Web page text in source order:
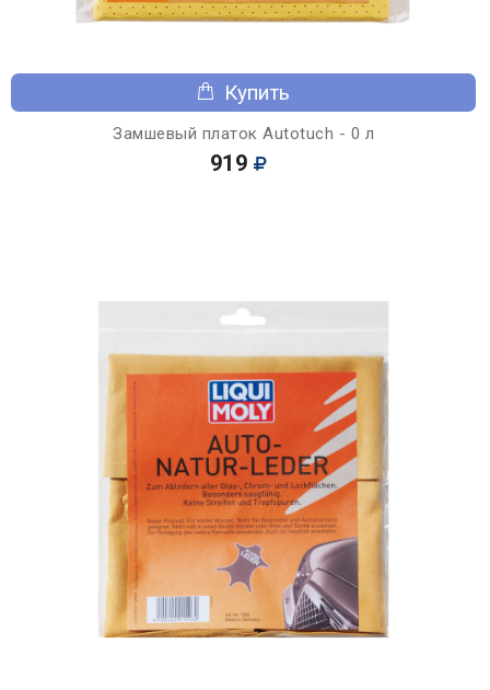
Купить
Замшевый платок Autotuch - 0 л
919